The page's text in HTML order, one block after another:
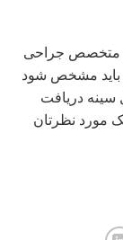
متخصص جراحی
باید مشخص شود
دریافت
مورد نظرتان